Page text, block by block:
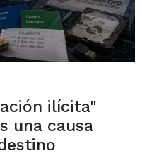
ilícita"
una causa